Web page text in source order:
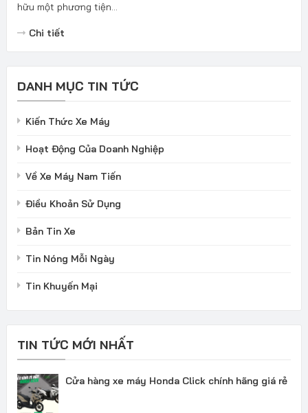
hữu một phương tiện...
Chi tiết
DANH MỤC TIN TỨC
Kiến Thức Xe Máy
Hoạt Động Của Doanh Nghiệp
Về Xe Máy Nam Tiến
Điều Khoản Sử Dụng
Bản Tin Xe
Tin Nóng Mỗi Ngày
Tin Khuyến Mại
TIN TỨC MỚI NHẤT
Cửa hàng xe máy Honda Click chính hãng giá rẻ